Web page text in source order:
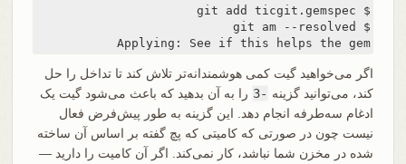
$ git add ticgit.gemspec
$ git am --resolved
Applying: See if this helps the gem
اگر می‌خواهید گیت کمی هوشمندانه‌تر تلاش کند تا تداخل را حل
کند، می‌توانید گزینه -3
را به آن بدهید که باعث می‌شود گیت یک
ادغام سه‌طرفه انجام دهد. این گزینه به طور پیش‌فرض فعال
نیست چون در صورتی که کامیتی که پچ گفته بر اساس آن ساخته
شده در مخزن شما نباشد، کار نمی‌کند. اگر آن کامیت را دارید —